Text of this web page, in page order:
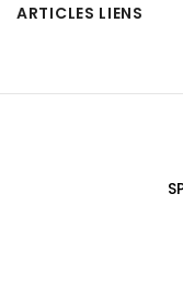
ARTICLES LIENS